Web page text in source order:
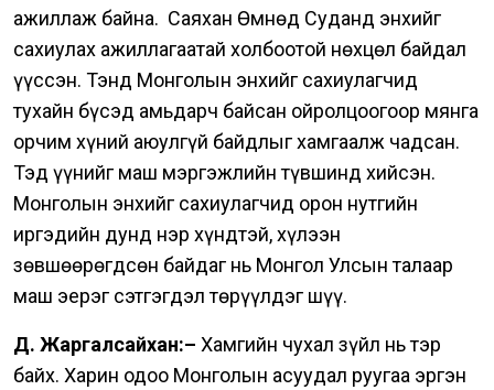
ажиллаж байна. Саяхан Өмнөд Суданд энхийг
сахиулах ажиллагаатай холбоотой нөхцөл байдал
үүссэн. Тэнд Монголын энхийг сахиулагчид
тухайн бүсэд амьдарч байсан ойролцоогоор мянга
орчим хүний аюулгүй байдлыг хамгаалж чадсан.
Тэд үүнийг маш мэргэжлийн түвшинд хийсэн.
Монголын энхийг сахиулагчид орон нутгийн
иргэдийн дунд нэр хүндтэй, хүлээн
зөвшөөрөгдсөн байдаг нь Монгол Улсын талаар
маш эерэг сэтгэгдэл төрүүлдэг шүү.
Д. Жаргалсайхан:– Хамгийн чухал зүйл нь тэр
байх. Харин одоо Монголын асуудал руугаа эргэн